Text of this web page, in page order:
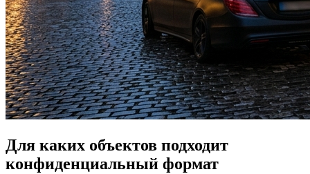
Для каких объектов подходит
конфиденциальный формат